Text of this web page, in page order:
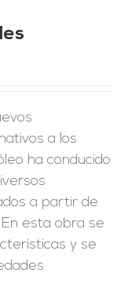
a los
ha conducido
a partir de
esta obra se
y se